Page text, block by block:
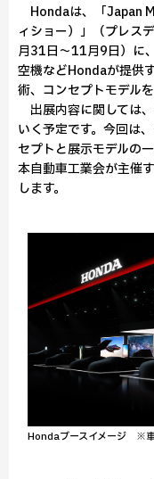
Hondaは、「Japan
ィショー）」（プレス
月31日～11月9日）に
空機などHondaが提供
術、コンセプトモデルを
出展内容に関しては
いく予定です。今回は
セプトと展示モデルの
本自動車工業会が主催
します。
Hondaブースイメージ ※